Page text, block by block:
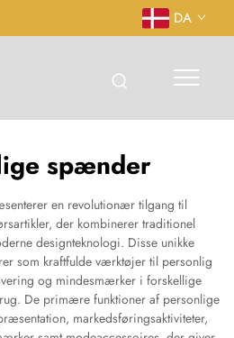
DA
spænder
en revolutionær tilgang til
der kombinerer traditionel
designteknologi. Disse unikke
som kraftfulde værktøjer til personlig
og mindesmærker i forskellige
De primære funktioner af personlige
markedsføringsaktiviteter,